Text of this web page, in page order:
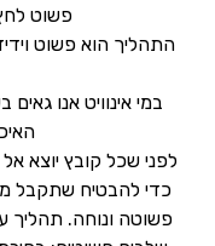
פשוט
התהליך הוא פשוט
במי אינוויט אנו
לפני שכל קובץ יוצא
כדי להבטיח שתקבל
פשוטה ונוחה. תהליך